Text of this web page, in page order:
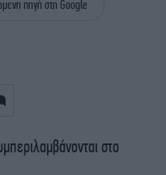
ΖΩΔΙΑ
πηγή στη Google
στο